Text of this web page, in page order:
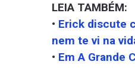
LEIA TAMBÉM:
• Erick discute
nem te vi na
• Em A Grande